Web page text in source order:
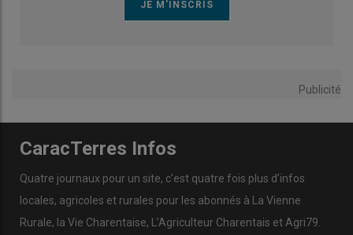
Publicité
CaracTerres Infos
Quatre journaux pour un site, c’est quatre fois plus d’infos
locales, agricoles et rurales pour les abonnés à La Vienne
Rurale, la Vie Charentaise, L’Agriculteur Charentais et Agri79.